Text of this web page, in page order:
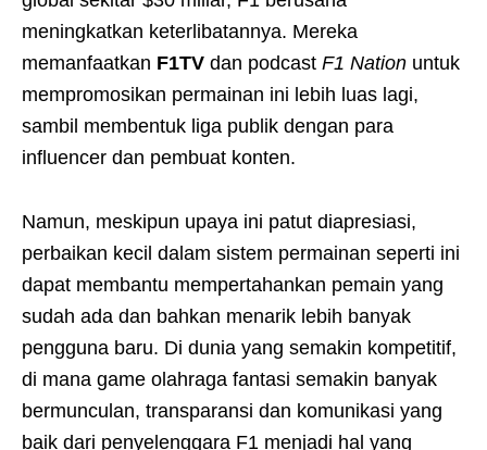
meningkatkan keterlibatannya. Mereka
memanfaatkan F1TV dan podcast F1 Nation untuk
mempromosikan permainan ini lebih luas lagi,
sambil membentuk liga publik dengan para
influencer dan pembuat konten.
Namun, meskipun upaya ini patut diapresiasi,
perbaikan kecil dalam sistem permainan seperti ini
dapat membantu mempertahankan pemain yang
sudah ada dan bahkan menarik lebih banyak
pengguna baru. Di dunia yang semakin kompetitif,
di mana game olahraga fantasi semakin banyak
bermunculan, transparansi dan komunikasi yang
baik dari penyelenggara F1 menjadi hal yang